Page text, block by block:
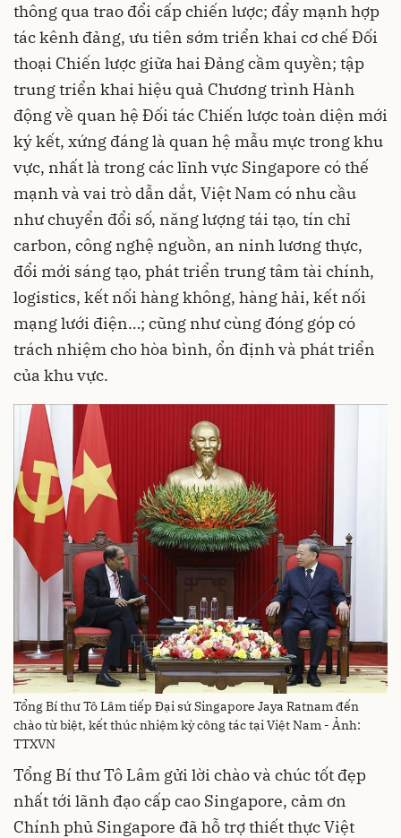
thông qua trao đổi cấp chiến lược; đẩy mạnh hợp
tác kênh đảng, ưu tiên sớm triển khai cơ chế Đối
thoại Chiến lược giữa hai Đảng cầm quyền; tập
trung triển khai hiệu quả Chương trình Hành
động về quan hệ Đối tác Chiến lược toàn diện mới
ký kết, xứng đáng là quan hệ mẫu mực trong khu
vực, nhất là trong các lĩnh vực Singapore có thế
mạnh và vai trò dẫn dắt, Việt Nam có nhu cầu
như chuyển đổi số, năng lượng tái tạo, tín chỉ
carbon, công nghệ nguồn, an ninh lương thực,
đổi mới sáng tạo, phát triển trung tâm tài chính,
logistics, kết nối hàng không, hàng hải, kết nối
mạng lưới điện…; cũng như cùng đóng góp có
trách nhiệm cho hòa bình, ổn định và phát triển
của khu vực.
Tổng Bí thư Tô Lâm tiếp Đại sứ Singapore Jaya Ratnam đến
chào từ biệt, kết thúc nhiệm kỳ công tác tại Việt Nam - Ảnh:
TTXVN
Tổng Bí thư Tô Lâm gửi lời chào và chúc tốt đẹp
nhất tới lãnh đạo cấp cao Singapore, cảm ơn
Chính phủ Singapore đã hỗ trợ thiết thực Việt